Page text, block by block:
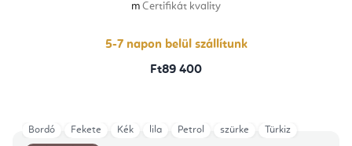
m Certifikát kvality
5-7 napon belül szállítunk
Ft89 400
Bordó Fekete Kék lila Petrol szürke Türkiz